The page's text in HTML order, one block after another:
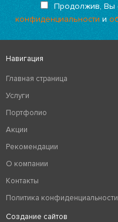
Продолжив, Вы
конфиденциальности и
Навигация
Главная страница
Услуги
Портфолио
Акции
Рекомендации
О компании
Контакты
Политика конфиденциальности
Создание сайтов